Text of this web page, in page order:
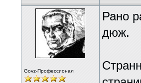
Govz-Профессионал
Рано
дюж.